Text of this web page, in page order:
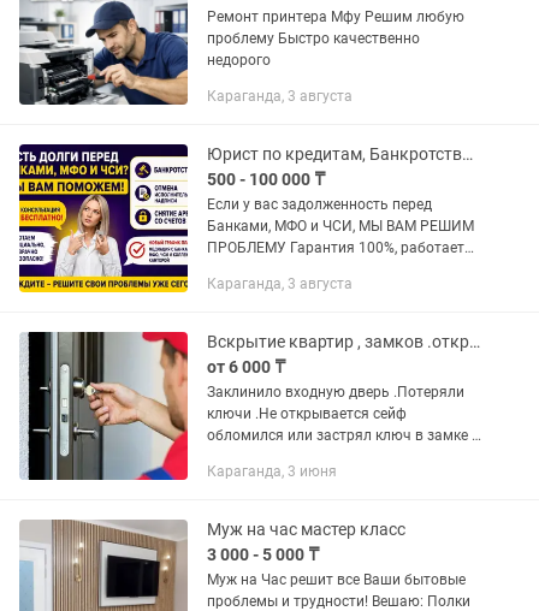
Ремонт принтера Мфу Решим любую
проблему Быстро качественно
недорого
Караганда, 3 августа
Юрист по кредитам, Банкротство, Снятие ареста со счетов
500 - 100 000 ₸
Если у вас задолженность перед
Банками, МФО и ЧСИ, МЫ ВАМ РЕШИМ
ПРОБЛЕМУ Гарантия 100%, работает
коллекторском агентстве, более 3 лет у
Караганда, 3 августа
Вскрытие квартир , замков .открыть замок , дверь , сейф
от 6 000 ₸
Заклинило входную дверь .Потеряли
ключи .Не открывается сейф
обломился или застрял ключ в замке .
любую проблему с замками - мы
быстро и...
Караганда, 3 июня
Муж на час мастер класс
3 000 - 5 000 ₸
Муж на Час решит все Ваши бытовые
проблемы и трудности! Вешаю: Полки